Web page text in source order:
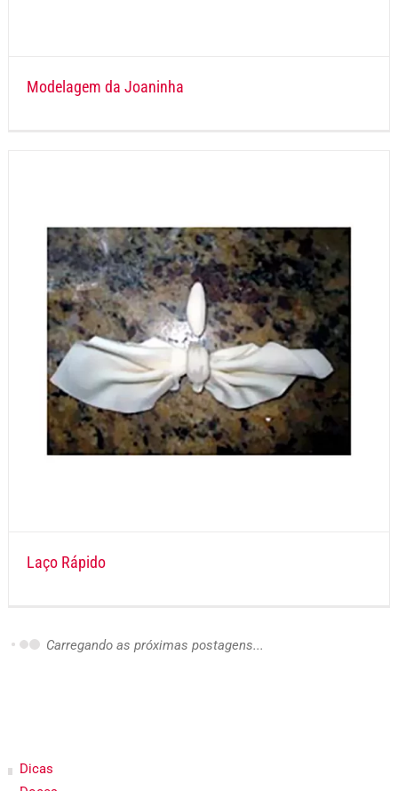
Modelagem da Joaninha
Laço Rápido
Carregando as próximas postagens...
Dicas